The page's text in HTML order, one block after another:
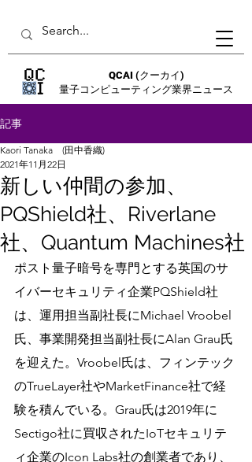
QCAI (クーカイ)
量子コンピューティング業界ニュース
記事
新しい仲間の参加、
PQShield社、Riverlane
社、Quantum Machines社
Kaori Tanaka (田中香織)
2021年11月22日
ポスト量子暗号を専門とする英国のサ
イバーセキュリティ企業PQShield社
は、運用担当副社長にMichael Vroobel
氏、事業開発担当副社長にAlan Grau氏
を迎えた。Vroobel氏は、フィンテック
のTrueLayer社やMarketFinance社で経
験を積んでいる。Grau氏は2019年に
Sectigo社に買収されたIoTセキュリテ
ィ企業のIcon Labs社の創業者であり、